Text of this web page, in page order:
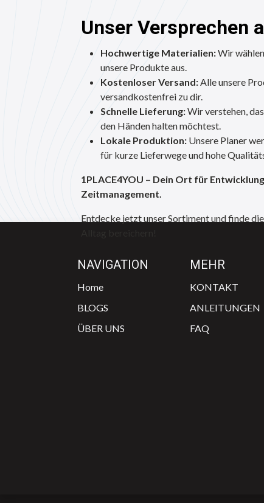
Unser Versprechen
Hochwertige Materialien:Wir
unsere Produkte aus.
Kostenloser Versand:Alle unsere
versandkostenfrei zu dir.
Schnelle Lieferung:Wir verstehen,
den Händen halten möchtest.
Lokale Produktion: Unsere Planer
für kurze Lieferwege und hohe
1PLACE4YOU – Dein Ort für
Zeitmanagement.
Entdecke jetzt unser Sortiment und finde
MEHR
KONTAKT
ANLEITUNGEN
FAQ
NAVIGATION
Home
BLOGS
ÜBER UNS